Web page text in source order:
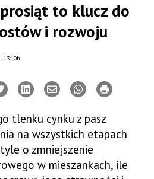
to klucz do
i rozwoju
13:10h
tlenku cynku z pasz
na wszystkich etapach
o zmniejszenie
w mieszankach, ile